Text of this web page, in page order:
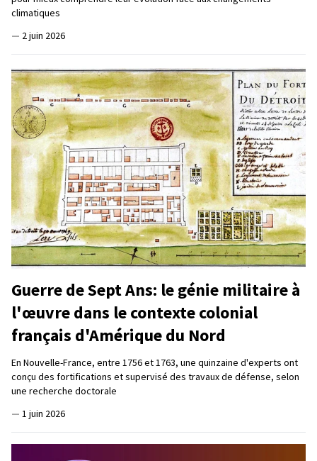
climatiques
— 2 juin 2026
Guerre de Sept Ans: le génie militaire à
l'œuvre dans le contexte colonial
français d'Amérique du Nord
En Nouvelle-France, entre 1756 et 1763, une quinzaine d'experts ont
conçu des fortifications et supervisé des travaux de défense, selon
une recherche doctorale
— 1 juin 2026